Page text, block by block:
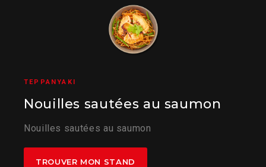
TEPPANYAKI
Nouilles sautées au saumon
Nouilles sautées au saumon
TROUVER MON STAND